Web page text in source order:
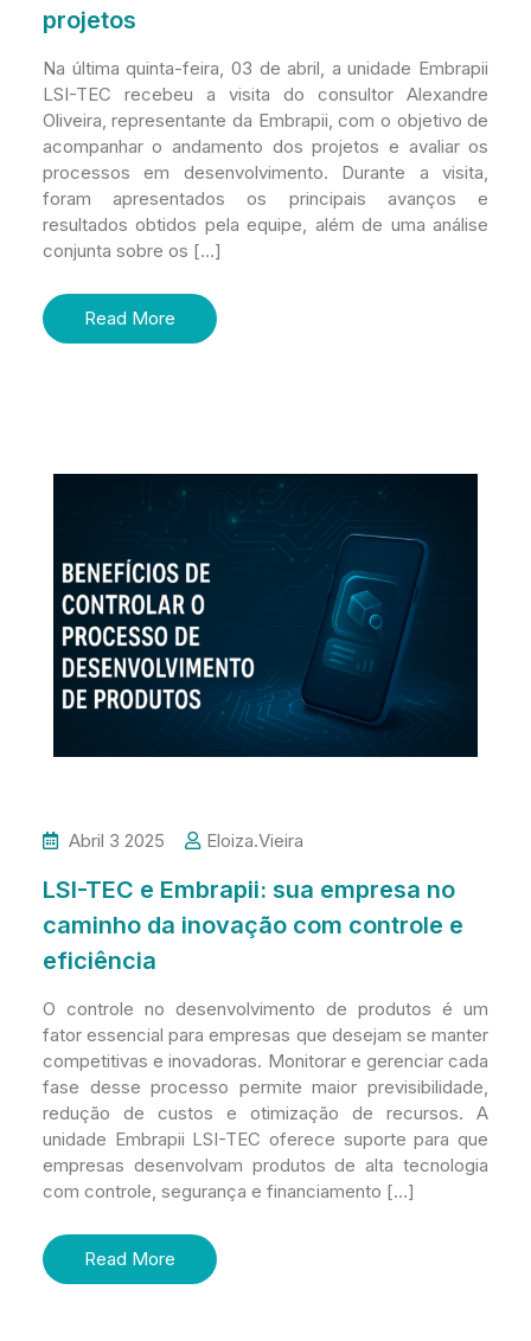
projetos
Na última quinta-feira, 03 de abril, a unidade Embrapii
LSI-TEC recebeu a visita do consultor Alexandre
Oliveira, representante da Embrapii, com o objetivo de
acompanhar o andamento dos projetos e avaliar os
processos em desenvolvimento. Durante a visita,
foram apresentados os principais avanços e
resultados obtidos pela equipe, além de uma análise
conjunta sobre os […]
Read More
Abril 3 2025 Eloiza.vieira
LSI-TEC e Embrapii: sua empresa no
caminho da inovação com controle e
eficiência
O controle no desenvolvimento de produtos é um
fator essencial para empresas que desejam se manter
competitivas e inovadoras. Monitorar e gerenciar cada
fase desse processo permite maior previsibilidade,
redução de custos e otimização de recursos. A
unidade Embrapii LSI-TEC oferece suporte para que
empresas desenvolvam produtos de alta tecnologia
com controle, segurança e financiamento […]
Read More